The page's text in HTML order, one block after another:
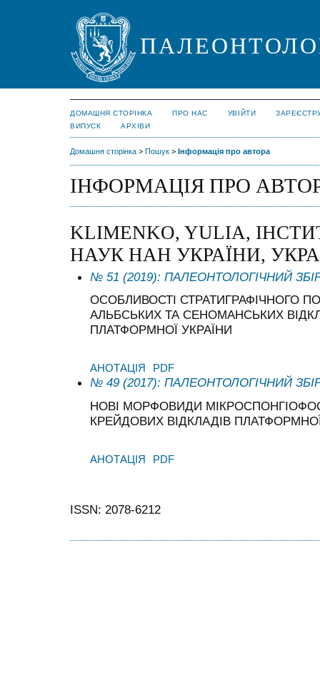
ДОМАШНЯ СТОРІНКА ПРО НАС УВІЙТИ
ВИПУСК
АРХІВИ
Домашня сторінка > Пошук > Інформація про автора
ІНФОРМАЦІЯ ПРО
KLIMENKO, YULIA,
НАУК НАН УКРАЇНИ,
№ 51 (2019): ПАЛЕОНТОЛОГІЧНИЙ
ОСОБЛИВОСТІ СТРАТИГРАФІЧНОГО
АЛЬБСЬКИХ ТА СЕНОМАНСЬКИХ
ПЛАТФОРМНОЇ УКРАЇНИ
АНОТАЦІЯ PDF
№ 49 (2017): ПАЛЕОНТОЛОГІЧНИЙ
НОВІ МОРФОВИДИ
КРЕЙДОВИХ ВІДКЛАДІВ
АНОТАЦІЯ PDF
ISSN: 2078-6212